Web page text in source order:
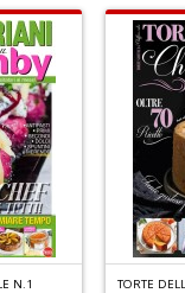
N.1